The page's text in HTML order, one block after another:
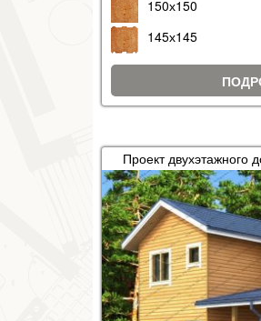
150х150
145х145
Проект двухэтажного